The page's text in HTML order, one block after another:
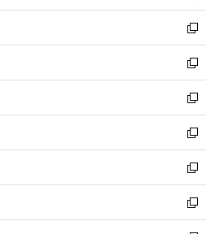
開
く
ウ
で
開
く
ウ
ィ
ン
ド
ウ
で
開
く
し
い
ウ
ィ
ン
ド
ウ
で
開
く
新
し
い
ウ
ィ
ン
ド
ウ
で
開
く
新
し
い
ウ
ィ
ン
ド
ウ
で
開
新
し
い
ウ
ィ
ン
ド
ウ
新
し
い
ウ
ィ
ン
新
し
い
ウ
新
し